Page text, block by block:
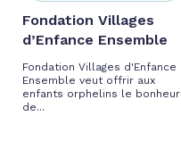
Fondation Villages
d’Enfance Ensemble
Fondation Villages d'Enfance
Ensemble veut offrir aux
enfants orphelins le bonheur
de...